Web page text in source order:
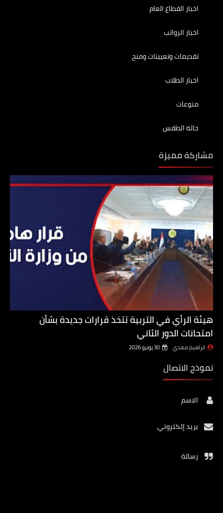
اخبار القطاع العام
اخبار الرواتب
تقديمات وتعيينات ومنح
اخبار الطلاب
منوعات
حالة الطقس
مشاركة مميزة
هيئة الرأي في التربية تتخذ قرارات جديدة بشأن
امتحانات الدور الثاني
ابراهيم مهدي 30 يونيو 2026
نموذج الاتصال
الاسم
بريد إلكتروني
رسالة